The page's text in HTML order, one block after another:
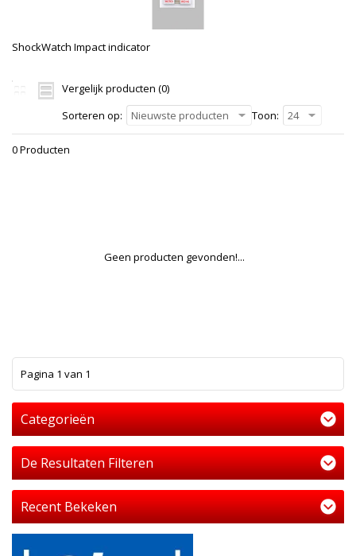
ShockWatch Impact indicator
Vergelijk producten (0)
Sorteren op:
Nieuwste producten Toon: 24
0 Producten
Geen producten gevonden!...
Pagina 1 van 1
Categorieën
De Resultaten Filteren
Recent Bekeken